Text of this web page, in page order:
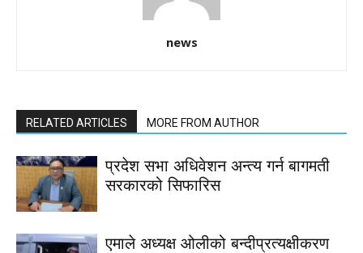
news
RELATED ARTICLES MORE FROM AUTHOR
प्रदेश सभा अधिवेशन अन्त्य गर्न बागमती
सरकारको सिफारिस
एमाले अध्यक्ष ओलीको बन्दीप्रत्यक्षीकरण